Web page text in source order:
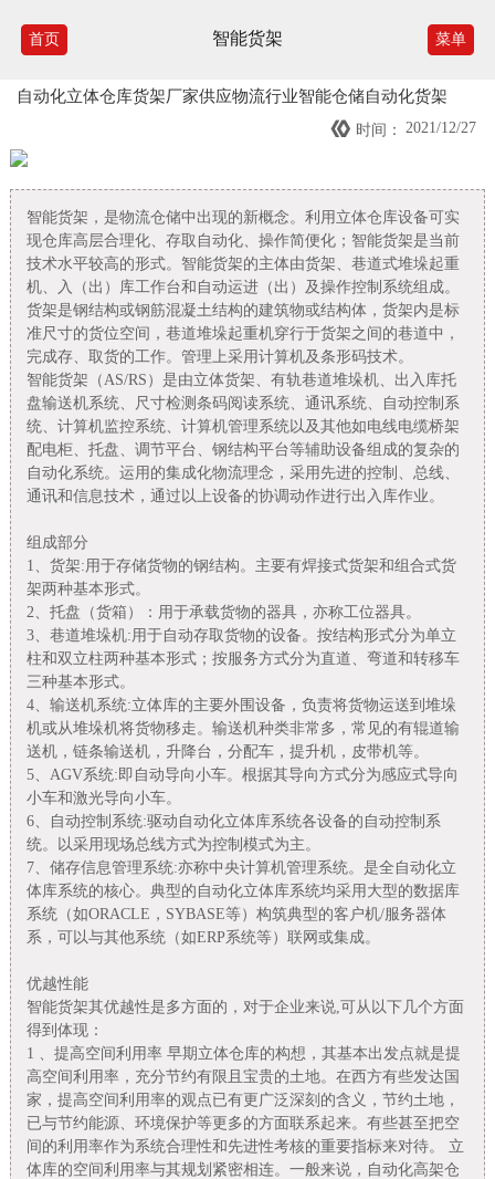
首页 智能货架 菜单
自动化立体仓库货架厂家供应物流行业智能仓储自动化货架
 时间： 2021/12/27
智能货架，是物流仓储中出现的新概念。利用立体仓库设备可实
现仓库高层合理化、存取自动化、操作简便化； 智能货架是当前
技术水平较高的形式。 智能货架的主体由货架、巷道式堆垛起重
机、入（出）库工作台和自动运进（出）及操作控制系统组成。
货架是钢结构或钢筋混凝土结构的建筑物或结构体，货架内是标
准尺寸的货位空间，巷道堆垛起重机穿行于货架之间的巷道中，
完成存、取货的工作。管理上采用计算机及条形码技术。
智能货架（AS/RS）是由立体货架、有轨巷道堆垛机、出入库托
盘输送机系统、尺寸检测条码阅读系统、通讯系统、自动控制系
统、计算机监控系统、计算机管理系统以及其他如电线电缆桥架
配电柜、托盘、调节平台、钢结构平台等辅助设备组成的复杂的
自动化系统。运用的集成化物流理念，采用先进的控制、总线、
通讯和信息技术，通过以上设备的协调动作进行出入库作业。
组成部分
1、货架:用于存储货物的钢结构。主要有焊接式货架和组合式货
架两种基本形式。
2、托盘（货箱）：用于承载货物的器具，亦称工位器具。
3、巷道堆垛机:用于自动存取货物的设备。按结构形式分为单立
柱和双立柱两种基本形式；按服务方式分为直道、弯道和转移车
三种基本形式。
4、输送机系统:立体库的主要外围设备，负责将货物运送到堆垛
机或从堆垛机将货物移走。输送机种类非常多，常见的有辊道输
送机，链条输送机，升降台，分配车，提升机，皮带机等。
5、AGV系统:即自动导向小车。根据其导向方式分为感应式导向
小车和激光导向小车。
6、自动控制系统:驱动自动化立体库系统各设备的自动控制系
统。以采用现场总线方式为控制模式为主。
7、储存信息管理系统:亦称中央计算机管理系统。是全自动化立
体库系统的核心。典型的自动化立体库系统均采用大型的数据库
系统（如ORACLE，SYBASE等）构筑典型的客户机/服务器体
系，可以与其他系统（如ERP系统等）联网或集成。
优越性能
智能货架其优越性是多方面的，对于企业来说,可从以下几个方面
得到体现：
1 、提高空间利用率 早期立体仓库的构想，其基本出发点就是提
高空间利用率，充分节约有限且宝贵的土地。在西方有些发达国
家，提高空间利用率的观点已有更广泛深刻的含义，节约土地，
已与节约能源、环境保护等更多的方面联系起来。有些甚至把空
间的利用率作为系统合理性和先进性考核的重要指标来对待。 立
体库的空间利用率与其规划紧密相连。一般来说，自动化高架仓